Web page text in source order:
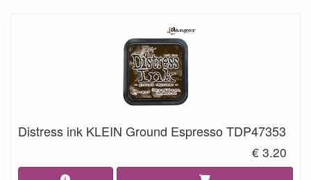
Distress ink KLEIN Ground Espresso TDP47353
€ 3.20